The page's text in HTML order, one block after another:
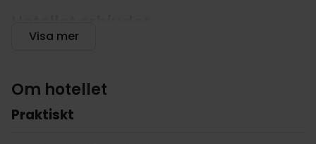
Hotellet bjuder in sina gäster till moderna faciliteter
säsongsbaserad matlagning med det naturen har
att erbjuda, med fisk och skaldjur, lam, hjort,
Visa mer
Om hotellet
Praktiskt